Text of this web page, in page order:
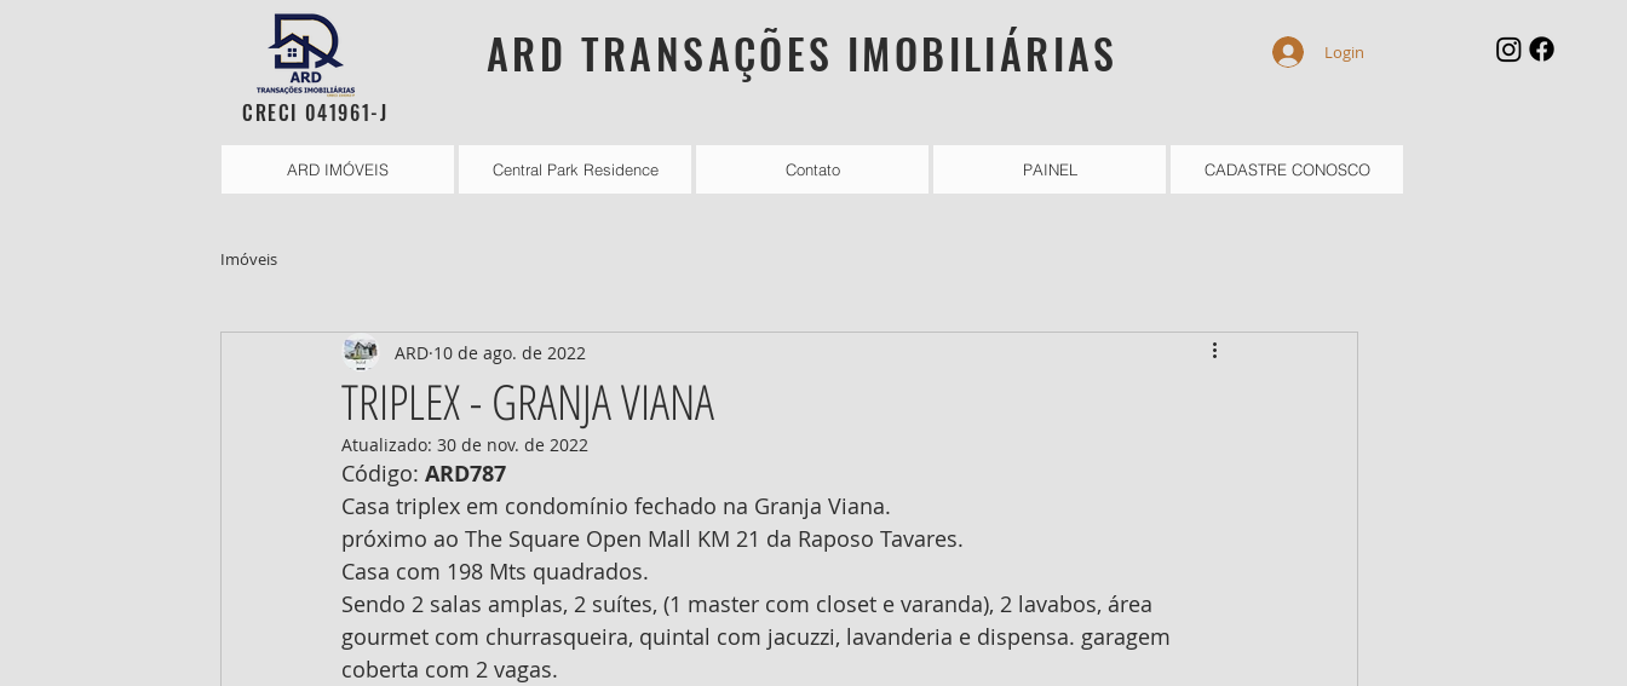
ARD TRANSAÇÕES IMOBILIÁRIAS Login
CRECI 041961-J
ARD IMÓVEIS Central Park Residence Contato PAINEL CADASTRE CONOSCO
Imóveis
TRIPLEX - GRANJA VIANA
ARD 10 de ago. de 2022
Atualizado: 30 de nov. de 2022
Código: ARD787
Casa triplex em condomínio fechado na Granja Viana.
próximo ao The Square Open Mall KM 21 da Raposo Tavares.
Casa com 198 Mts quadrados.
Sendo 2 salas amplas, 2 suítes, (1 master com closet e varanda), 2 lavabos, área
gourmet com churrasqueira, quintal com jacuzzi, lavanderia e dispensa. garagem
coberta com 2 vagas.